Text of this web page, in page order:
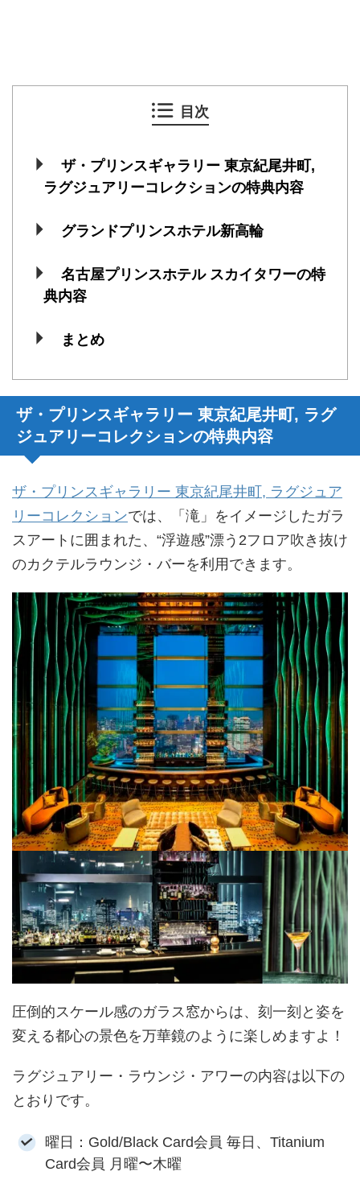
目次
ザ・プリンスギャラリー 東京紀尾井町,
ラグジュアリーコレクションの特典内容
グランドプリンスホテル新高輪
名古屋プリンスホテル スカイタワーの特
典内容
まとめ
ザ・プリンスギャラリー 東京紀尾井町, ラグ
ジュアリーコレクションの特典内容
ザ・プリンスギャラリー 東京紀尾井町, ラグジュア
リーコレクションでは、「滝」をイメージしたガラ
スアートに囲まれた、“浮遊感”漂う2フロア吹き抜け
のカクテルラウンジ・バーを利用できます。
圧倒的スケール感のガラス窓からは、刻一刻と姿を
変える都心の景色を万華鏡のように楽しめますよ！
ラグジュアリー・ラウンジ・アワーの内容は以下の
とおりです。
曜日：Gold/Black Card会員 毎日、Titanium
Card会員 月曜〜木曜